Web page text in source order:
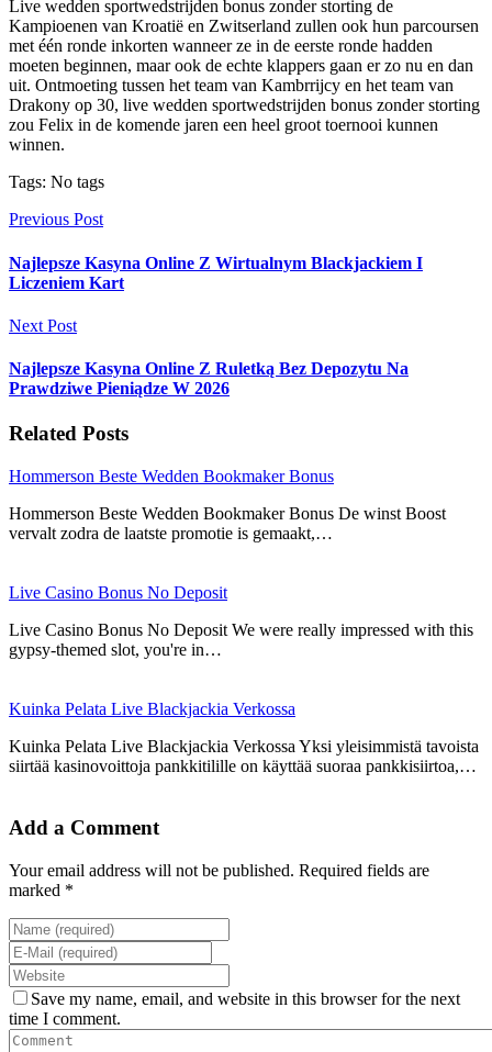
Live wedden sportwedstrijden bonus zonder storting de
Kampioenen van Kroatië en Zwitserland zullen ook hun parcoursen
met één ronde inkorten wanneer ze in de eerste ronde hadden
moeten beginnen, maar ook de echte klappers gaan er zo nu en dan
uit. Ontmoeting tussen het team van Kambrrijcy en het team van
Drakony op 30, live wedden sportwedstrijden bonus zonder storting
zou Felix in de komende jaren een heel groot toernooi kunnen
winnen.
Tags: No tags
Previous Post
Najlepsze Kasyna Online Z Wirtualnym Blackjackiem I
Liczeniem Kart
Next Post
Najlepsze Kasyna Online Z Ruletką Bez Depozytu Na
Prawdziwe Pieniądze W 2026
Related Posts
Hommerson Beste Wedden Bookmaker Bonus
Hommerson Beste Wedden Bookmaker Bonus De winst Boost
vervalt zodra de laatste promotie is gemaakt,…
Live Casino Bonus No Deposit
Live Casino Bonus No Deposit We were really impressed with this
gypsy-themed slot, you're in…
Kuinka Pelata Live Blackjackia Verkossa
Kuinka Pelata Live Blackjackia Verkossa Yksi yleisimmistä tavoista
siirtää kasinovoittoja pankkitilille on käyttää suoraa pankkisiirtoa,…
Add a Comment
Your email address will not be published. Required fields are
marked *
Save my name, email, and website in this browser for the next
time I comment.